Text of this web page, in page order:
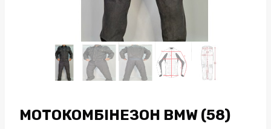
МОТОКОМБІНЕЗОН BMW (58)